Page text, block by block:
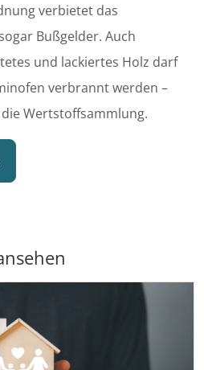
verbietet das
Bußgelder. Auch
und lackiertes Holz darf
verbrannt werden –
Wertstoffsammlung.